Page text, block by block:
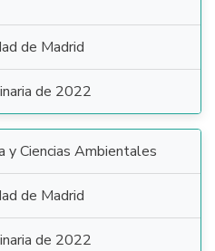
de Madrid
de 2022
y Ciencias Ambientales
de Madrid
de 2022